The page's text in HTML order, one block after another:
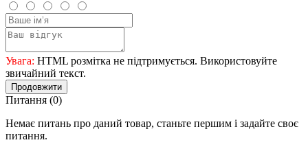
Увага: HTML розмітка не підтримується. Використовуйте
звичайний текст.
Продовжити
Питання (0)
Немає питань про даний товар, станьте першим і задайте своє
питання.